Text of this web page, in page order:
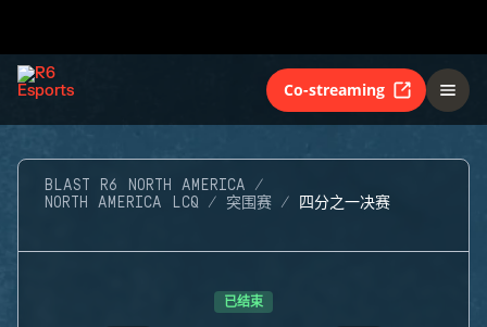
Co-streaming
BLAST R6 NORTH AMERICA
NORTH AMERICA LCQ
突围赛 四分之一决赛
已结束